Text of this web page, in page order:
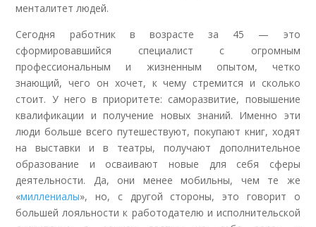
менталитет людей.
Сегодня работник в возрасте за 45 — это
сформировавшийся специалист с огромным
профессиональным и жизненным опытом, четко
знающий, чего он хочет, к чему стремится и сколько
стоит. У него в приоритете: саморазвитие, повышение
квалификации и получение новых знаний. Именно эти
люди больше всего путешествуют, покупают книг, ходят
на выставки и в театры, получают дополнительное
образование и осваивают новые для себя сферы
деятельности. Да, они менее мобильны, чем те же
«миллениалы», но, с другой стороны, это говорит о
большей лояльности к работодателю и исполнительской